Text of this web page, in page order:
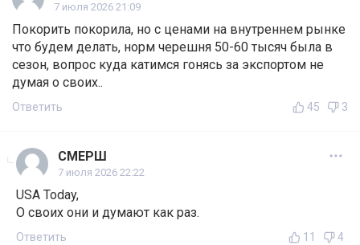
7 июля 2026 21:09
Покорить покорила, но с ценами на внутреннем рынке
что будем делать, норм черешня 50-60 тысяч была в
сезон, вопрос куда катимся гонясь за экспортом не
думая о своих..
Ответить 45 3
СМЕРШ
7 июля 2026 22:22
USA Today,
О своих они и думают как раз.
Ответить 11 4